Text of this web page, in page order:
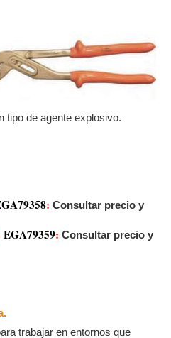
tipo de agente explosivo.
: Consultar precio y
EGA79359: Consultar precio y
trabajar en entornos que